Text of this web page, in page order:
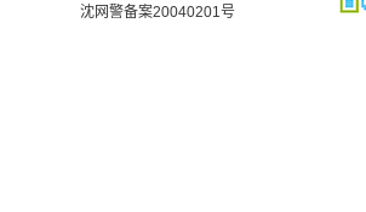
沈网警备案20040201号